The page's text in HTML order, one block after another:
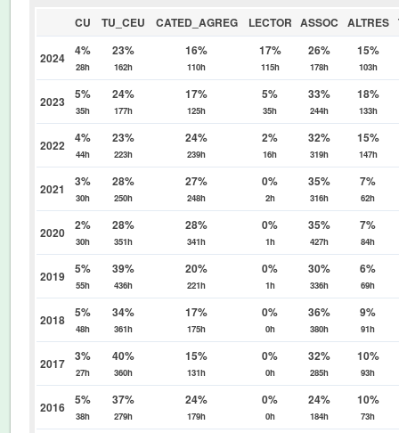
CU TU_CEU CATED_AGREG LECTOR ASSOC ALTRES
2024 4%
28h
23%
162h
16%
110h
17%
115h
26%
178h
15%
103h
2023 5%
35h
24%
177h
17%
125h
5%
35h
33%
244h
18%
133h
2022 4%
44h
23%
223h
24%
239h
2%
16h
32%
319h
15%
147h
2021 3%
30h
28%
250h
27%
248h
0%
2h
35%
316h
7%
62h
2020 2%
30h
28%
351h
28%
341h
0%
1h
35%
427h
7%
84h
2019 5%
55h
39%
436h
20%
221h
0%
1h
30%
336h
6%
69h
2018 5%
48h
34%
361h
17%
175h
0%
0h
36%
380h
9%
91h
2017 3%
27h
40%
360h
15%
131h
0%
0h
32%
285h
10%
93h
2016 5%
38h
37%
279h
24%
179h
0%
0h
24%
184h
10%
73h